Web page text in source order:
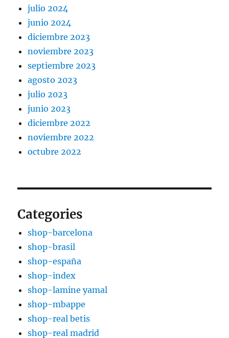
julio 2024
junio 2024
diciembre 2023
noviembre 2023
septiembre 2023
agosto 2023
julio 2023
junio 2023
diciembre 2022
noviembre 2022
octubre 2022
Categories
shop-barcelona
shop-brasil
shop-españa
shop-index
shop-lamine yamal
shop-mbappe
shop-real betis
shop-real madrid